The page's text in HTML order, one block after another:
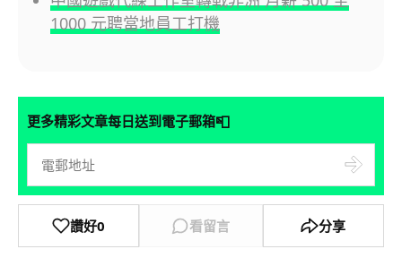
1000 元聘當地員工打機
更多精彩文章每日送到電子郵箱📮
讚好0 看留言 分享